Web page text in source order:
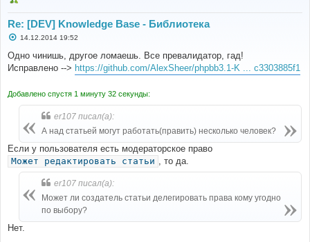
Re: [DEV] Knowledge Base - Библиотека
С
о
б
щ
и
14.12.2014 19:52
Одно чинишь, другое ломаешь. Все превалидатор, гад!
Исправлено --> https://github.com/AlexSheer/phpbb3.1-K ... c3303885f1
Добавлено спустя 1 минуту 32 секунды:
er107 писал(а):
А над статьей могут работать(править) несколько человек?
Если у пользователя есть модераторское право
Может редактировать статьи
, то да.
er107 писал(а):
Может ли создатель статьи делегировать права кому угодно
по выбору?
Нет.